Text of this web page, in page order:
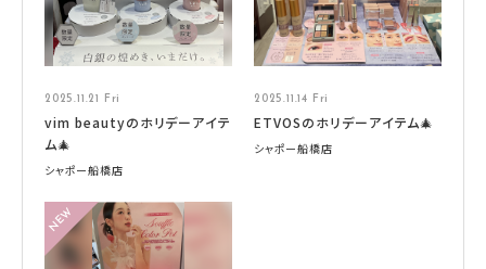
2025.11.21 Fri
vim beautyのホリデーアイテ
ム🎄
シャポー船橋店
2025.11.14 Fri
ETVOSのホリデーアイテム🎄
シャポー船橋店